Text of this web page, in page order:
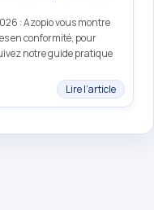
: Azopio vous montre
en conformité, pour
notre guide pratique
Lire l’article